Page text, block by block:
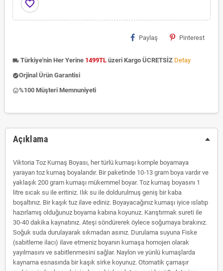
favorite_border
Paylaş Pinterest
local_shipping Türkiye'nin Her Yerine 1499TL üzeri Kargo ÜCRETSİZ Detay
check_circleOrjinal Ürün Garantisi
insert_emoticon%100 Müşteri Memnuniyeti
Açıklama
Viktoria Toz Kumaş Boyası, her türlü kumaşı komple boyamaya
yarayan toz kumaş boyalarıdır. Bir paketinde 10-13 gram boya vardır ve
yaklaşık 200 gram kumaşı mükemmel boyar. Toz kumaş boyasını 1
litre sıcak su ile eritiniz. Ilık su ile doldurulmuş geniş bir kaba
boşaltınız. Bir kaşık tuz ilave ediniz. Boyayacağınız kumaşı iyice ıslatıp
hazırlamış olduğunuz boyama kabına koyunuz. Karıştırmak sureti ile
30-40 dakika kaynatınız. Ateşi söndürerek öylece soğumaya bırakınız.
Soğuk suda durulayarak sıkmadan asınız. Durulama suyuna Fiske
(sabitleme ilacı) ilave etmeniz boyanın kumaşa homojen olarak
yayılmasını ve sabitlenmesini sağlar. Naylon ve yünlü kumaşlarda
kaynama esnasında bir kaşık sirke koyunuz. Otomatik çamaşır